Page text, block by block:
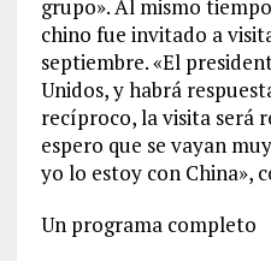
grupo». Al mismo
chino fue invitado a
septiembre. «El
Unidos, y habrá
recíproco, la visita será
espero que se vayan
yo lo estoy con China»,
Un programa completo